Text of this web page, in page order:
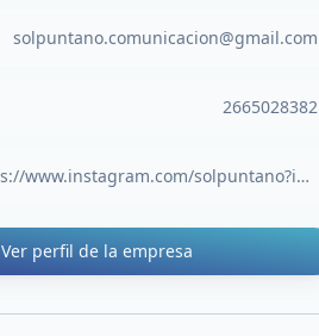
solpuntano.comunicacion@gmail.com
2665028382
https://www.instagram.com/solpuntano?igsh=YmRscmxpandlcTRm
Ver perfil de la empresa